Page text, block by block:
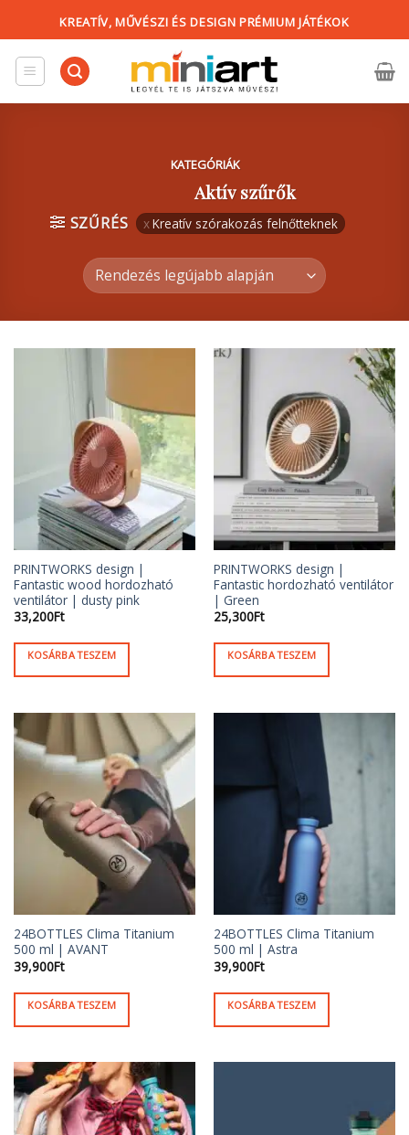
content
KREATÍV, MŰVÉSZI ÉS DESIGN PRÉMIUM JÁTÉKOK
KATEGÓRIÁK
SZŰRÉS
Aktív szűrők
Kreatív szórakozás felnőtteknek
PRINTWORKS design |
Fantastic wood hordozható
ventilátor | dusty pink
33,200Ft
KOSÁRBA TESZEM
PRINTWORKS design |
Fantastic hordozható ventilátor
| Green
25,300Ft
KOSÁRBA TESZEM
24BOTTLES Clima Titanium
500 ml | AVANT
39,900Ft
KOSÁRBA TESZEM
24BOTTLES Clima Titanium
500 ml | Astra
39,900Ft
KOSÁRBA TESZEM